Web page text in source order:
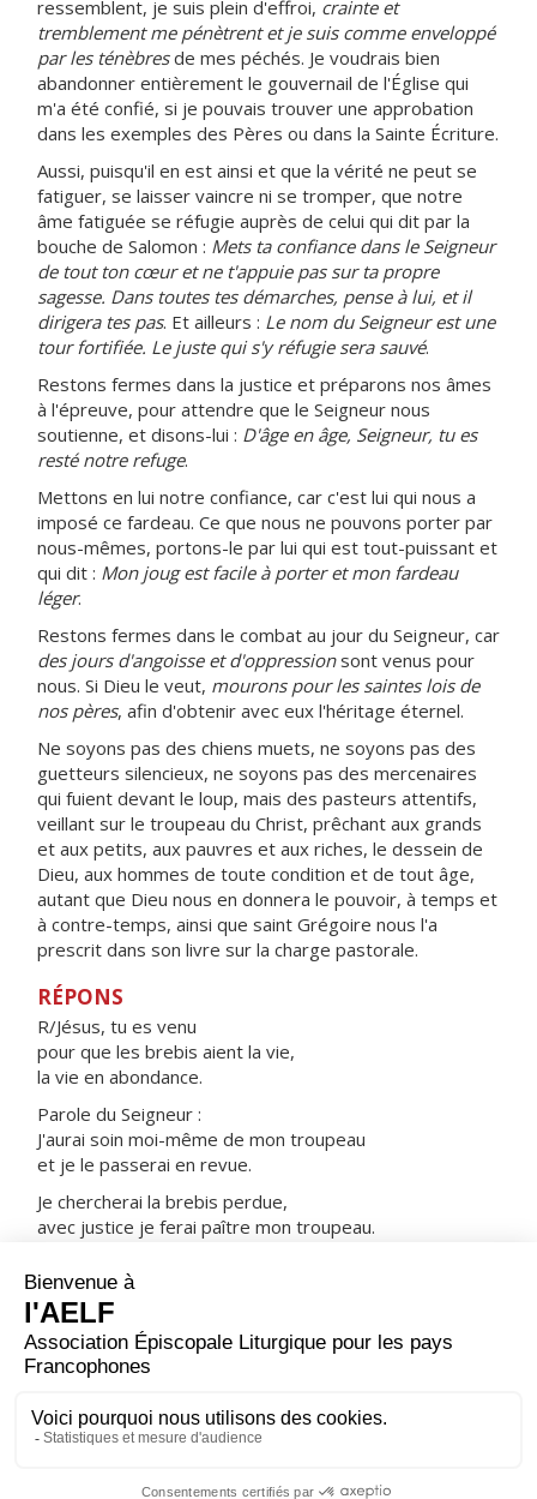
ressemblent, je suis plein d'effroi, crainte et
tremblement me pénètrent et je suis comme enveloppé
par les ténèbresde mes péchés. Je voudrais bien
abandonner entièrement le gouvernail de l'Église qui
m'a été confié, si je pouvais trouver une approbation
dans les exemples des Pères ou dans la Sainte Écriture.
Aussi, puisqu'il en est ainsi et que la vérité ne peut se
fatiguer, se laisser vaincre ni se tromper, que notre
âme fatiguée se réfugie auprès de celui qui dit par la
bouche de Salomon : Mets ta confiance dans le Seigneur
de tout ton cœur et ne t'appuie pas sur ta propre
sagesse. Dans toutes tes démarches, pense à lui, et il
dirigera tes pas. Et ailleurs : Le nom du Seigneur est une
tour fortifiée. Le juste qui s'y réfugie sera sauvé.
Restons fermes dans la justice et préparons nos âmes
à l'épreuve, pour attendre que le Seigneur nous
soutienne, et disons-lui : D'âge en âge, Seigneur, tu es
resté notre refuge.
Mettons en lui notre confiance, car c'est lui qui nous a
imposé ce fardeau. Ce que nous ne pouvons porter par
nous-mêmes, portons-le par lui qui est tout-puissant et
qui dit : Mon joug est facile à porter et mon fardeau
léger.
Restons fermes dans le combat au jour du Seigneur, car
des jours d'angoisse et d'oppressionsont venus pour
nous. Si Dieu le veut, mourons pour les saintes lois de
nos pères, afin d'obtenir avec eux l'héritage éternel.
Ne soyons pas des chiens muets, ne soyons pas des
guetteurs silencieux, ne soyons pas des mercenaires
qui fuient devant le loup, mais des pasteurs attentifs,
veillant sur le troupeau du Christ, prêchant aux grands
et aux petits, aux pauvres et aux riches, le dessein de
Dieu, aux hommes de toute condition et de tout âge,
autant que Dieu nous en donnera le pouvoir, à temps et
à contre-temps, ainsi que saint Grégoire nous l'a
prescrit dans son livre sur la charge pastorale.
RÉPONS
R/Jésus, tu es venu
pour que les brebis aient la vie,
la vie en abondance.
Parole du Seigneur :
J'aurai soin moi-même de mon troupeau
et je le passerai en revue.
Je chercherai la brebis perdue,
avec justice je ferai paître mon troupeau.
et les ramènerai sur leur terre.
ORAISON
Permets, Seigneur, qu'à l'intercession de saint Boniface,
toute notre vie la foi qu'il a lui-même enseignée et dont
il sut témoigner dans le martyre.